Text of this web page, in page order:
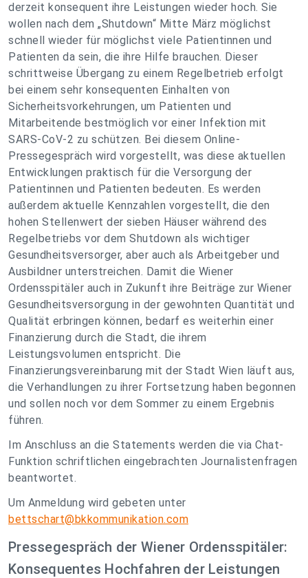
derzeit konsequent ihre Leistungen wieder hoch. Sie
wollen nach dem „Shutdown“ Mitte März möglichst
schnell wieder für möglichst viele Patientinnen und
Patienten da sein, die ihre Hilfe brauchen. Dieser
schrittweise Übergang zu einem Regelbetrieb erfolgt
bei einem sehr konsequenten Einhalten von
Sicherheitsvorkehrungen, um Patienten und
Mitarbeitende bestmöglich vor einer Infektion mit
SARS-CoV-2 zu schützen. Bei diesem Online-
Pressegespräch wird vorgestellt, was diese aktuellen
Entwicklungen praktisch für die Versorgung der
Patientinnen und Patienten bedeuten. Es werden
außerdem aktuelle Kennzahlen vorgestellt, die den
hohen Stellenwert der sieben Häuser während des
Regelbetriebs vor dem Shutdown als wichtiger
Gesundheitsversorger, aber auch als Arbeitgeber und
Ausbildner unterstreichen. Damit die Wiener
Ordensspitäler auch in Zukunft ihre Beiträge zur Wiener
Gesundheitsversorgung in der gewohnten Quantität und
Qualität erbringen können, bedarf es weiterhin einer
Finanzierung durch die Stadt, die ihrem
Leistungsvolumen entspricht. Die
Finanzierungsvereinbarung mit der Stadt Wien läuft aus,
die Verhandlungen zu ihrer Fortsetzung haben begonnen
und sollen noch vor dem Sommer zu einem Ergebnis
führen.
Im Anschluss an die Statements werden die via Chat-
Funktion schriftlichen eingebrachten Journalistenfragen
beantwortet.
Um Anmeldung wird gebeten unter
bettschart@bkkommunikation.com
Pressegespräch der Wiener Ordensspitäler:
Konsequentes Hochfahren der Leistungen